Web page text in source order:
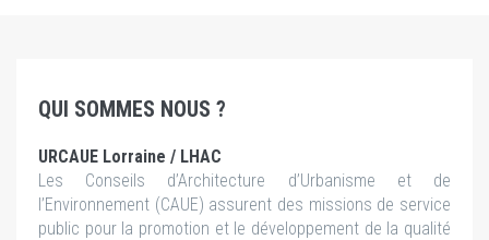
QUI SOMMES NOUS ?
URCAUE Lorraine / LHAC
Les Conseils d’Architecture d’Urbanisme et de
l’Environnement (CAUE) assurent des missions de service
public pour la promotion et le développement de la qualité